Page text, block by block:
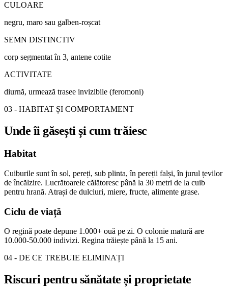
CULOARE
negru, maro sau galben-roșcat
SEMN DISTINCTIV
corp segmentat în 3, antene cotite
ACTIVITATE
diurnă, urmează trasee invizibile (feromoni)
03 - HABITAT ȘI COMPORTAMENT
Unde îi găsești și cum trăiesc
Habitat
Cuiburile sunt în sol, pereți, sub plinta, în pereții falși, în jurul țevilor
de încălzire. Lucrătoarele călătoresc până la 30 metri de la cuib
pentru hrană. Atrași de dulciuri, miere, fructe, alimente grase.
Ciclu de viață
O regină poate depune 1.000+ ouă pe zi. O colonie matură are
10.000-50.000 indivizi. Regina trăiește până la 15 ani.
04 - DE CE TREBUIE ELIMINAȚI
Riscuri pentru sănătate și proprietate